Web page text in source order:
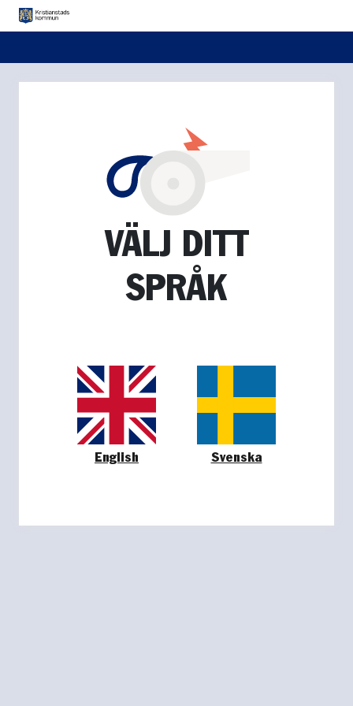
VÄLJ DITT
SPRÅK
English Svenska